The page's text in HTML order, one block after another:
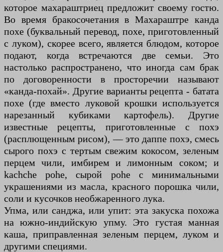
которое махараштриец предложит своему гостю.
Во время бракосочетания в Махараштре канда
похе (буквальный перевод, похе, приготовленный
с луком), скорее всего, является блюдом, которое
подают, когда встречаются две семьи. Это
настолько распространено, что иногда сам брак
по договоренности в просторечии называют
«канда-похай». Другие варианты рецепта - батата
похе (где вместо луковой крошки используется
нарезанный кубиками картофель). Другие
известные рецепты, приготовленные с похэ
(расплющенным рисом), — это даппе похэ, смесь
сырого похэ с тертым свежим кокосом, зеленым
перцем чили, имбирем и лимонным соком; и
kachche pohe, сырой pohe с минимальными
украшениями из масла, красного порошка чили,
соли и кусочков необжаренного лука.
Упма, или санджа, или упит: эта закуска похожа
на южно-индийскую упму. Это густая манная
каша, приправленная зеленым перцем, луком и
другими специями.